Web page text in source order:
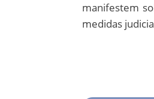
manifestem
medidas